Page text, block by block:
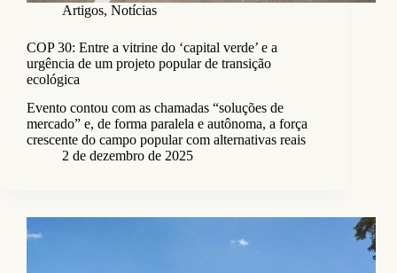
Artigos, Notícias
COP 30: Entre a vitrine do ‘capital verde’ e a
urgência de um projeto popular de transição
ecológica
Evento contou com as chamadas “soluções de
mercado” e, de forma paralela e autônoma, a força
crescente do campo popular com alternativas reais
2 de dezembro de 2025